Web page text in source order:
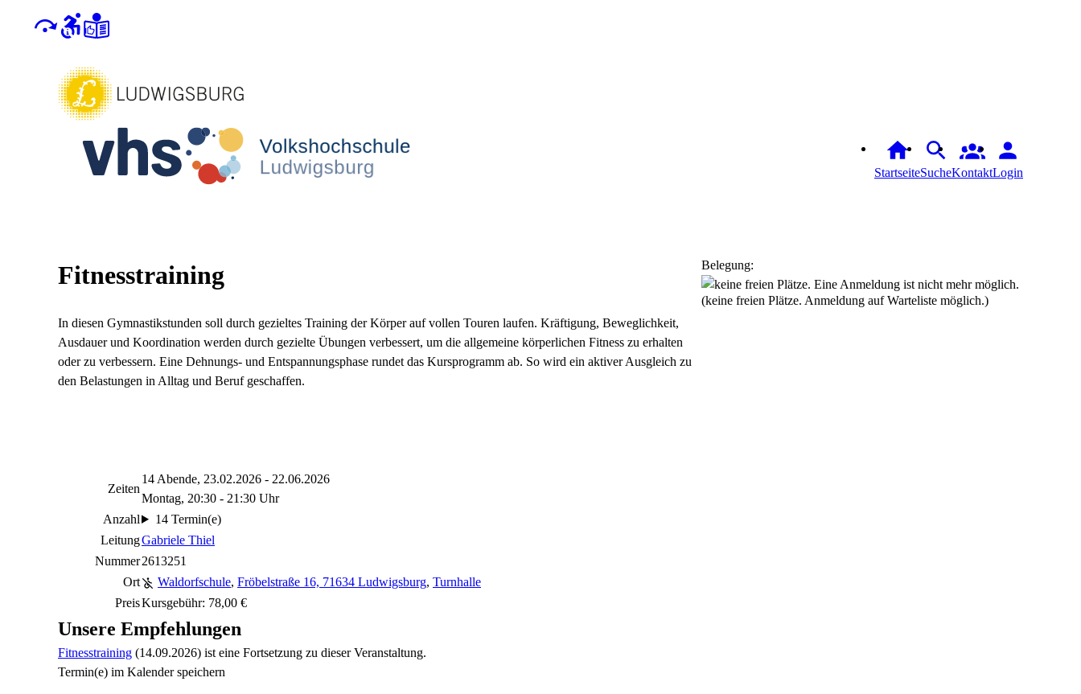
StartseiteSuche Login
Fitnesstraining
In diesen Gymnastikstunden soll durch gezieltes Training der Körper auf vollen Touren laufen. Kräftigung, Beweglichkeit,
Ausdauer und Koordination werden durch gezielte Übungen verbessert, um die allgemeine körperlichen Fitness zu erhalten
oder zu verbessern. Eine Dehnungs- und Entspannungsphase rundet das Kursprogramm ab. So wird ein aktiver Ausgleich zu
den Belastungen in Alltag und Beruf geschaffen.
Zeiten
14 Abende, 23.02.2026 - 22.06.2026
Montag, 20:30 - 21:30 Uhr
Anzahl
14 Termin(e)
LeitungGabriele Thiel
Nummer2613251
Ort
Waldorfschule, Fröbelstraße 16, 71634 Ludwigsburg, Turnhalle
PreisKursgebühr: 78,00 €
Belegung:
(keine freien Plätze. Anmeldung auf Warteliste möglich.)
Unsere Empfehlungen
Fitnesstraining (14.09.2026) ist eine Fortsetzung zu dieser Veranstaltung.
Termin(e) im Kalender speichern